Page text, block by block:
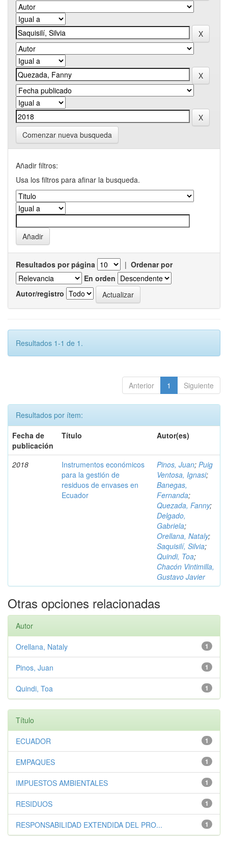
Comenzar nueva busqueda
Añadir filtros:
Usa los filtros para afinar la busqueda.
Resultados por página | Ordenar por
En orden
Autor/registro
Resultados 1-1 de 1.
Anterior 1 Siguiente
Resultados por ítem:
Fecha de
publicación
Título Autor(es)
2018
Instrumentos económicos
para la gestión de
residuos de envases en
Ecuador
Pinos, Juan; Puig
Ventosa, Ignasi;
Banegas,
Fernanda;
Quezada, Fanny;
Delgado,
Gabriela;
Orellana, Nataly;
Saquisilí, Silvia;
Quindi, Toa;
Chacón Vintimilla,
Gustavo Javier
Otras opciones relacionadas
Autor
1
Orellana, Nataly
1
Pinos, Juan
1
Quindi, Toa
Título
1
ECUADOR
1
EMPAQUES
1
IMPUESTOS AMBIENTALES
1
RESIDUOS
1
RESPONSABILIDAD EXTENDIDA DEL PRO...